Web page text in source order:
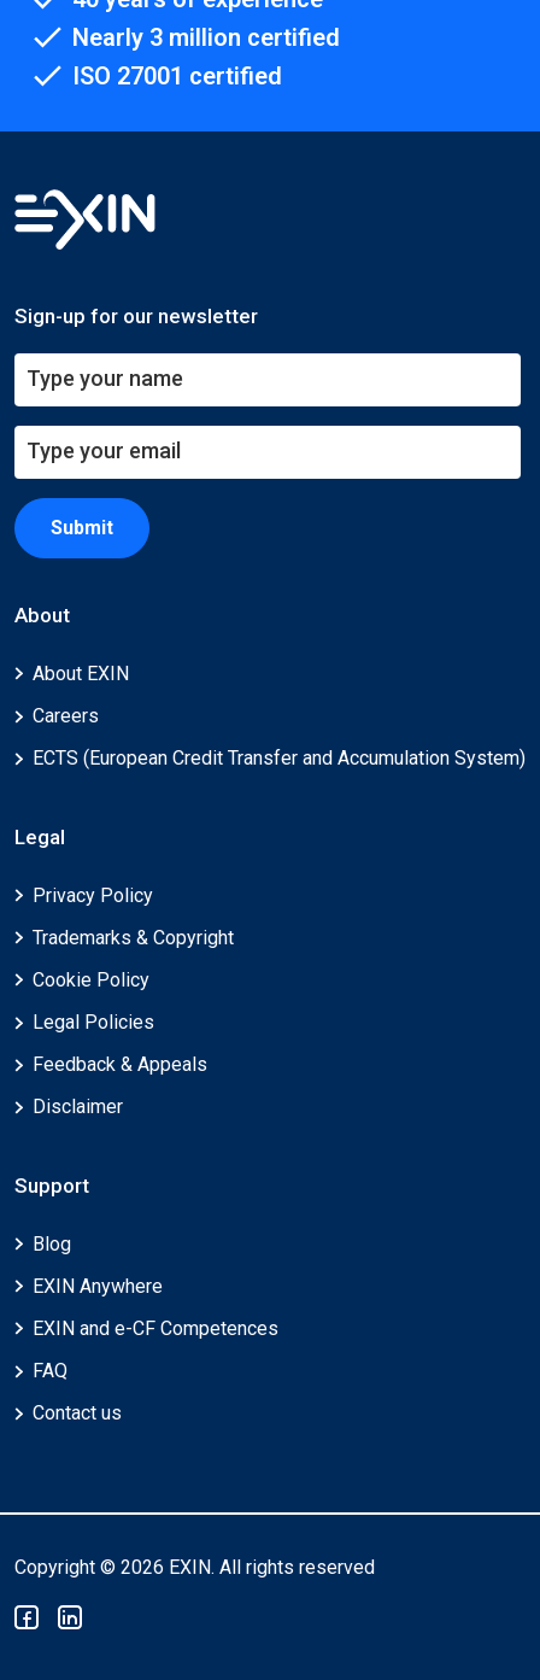
Nearly 3 million certified
ISO 27001 certified
Sign-up for our newsletter
Submit
About
About EXIN
Careers
ECTS (European Credit Transfer and Accumulation System)
Legal
Privacy Policy
Trademarks & Copyright
Cookie Policy
Legal Policies
Feedback & Appeals
Disclaimer
Support
Blog
EXIN Anywhere
EXIN and e-CF Competences
FAQ
Contact us
Copyright © 2026 EXIN. All rights reserved